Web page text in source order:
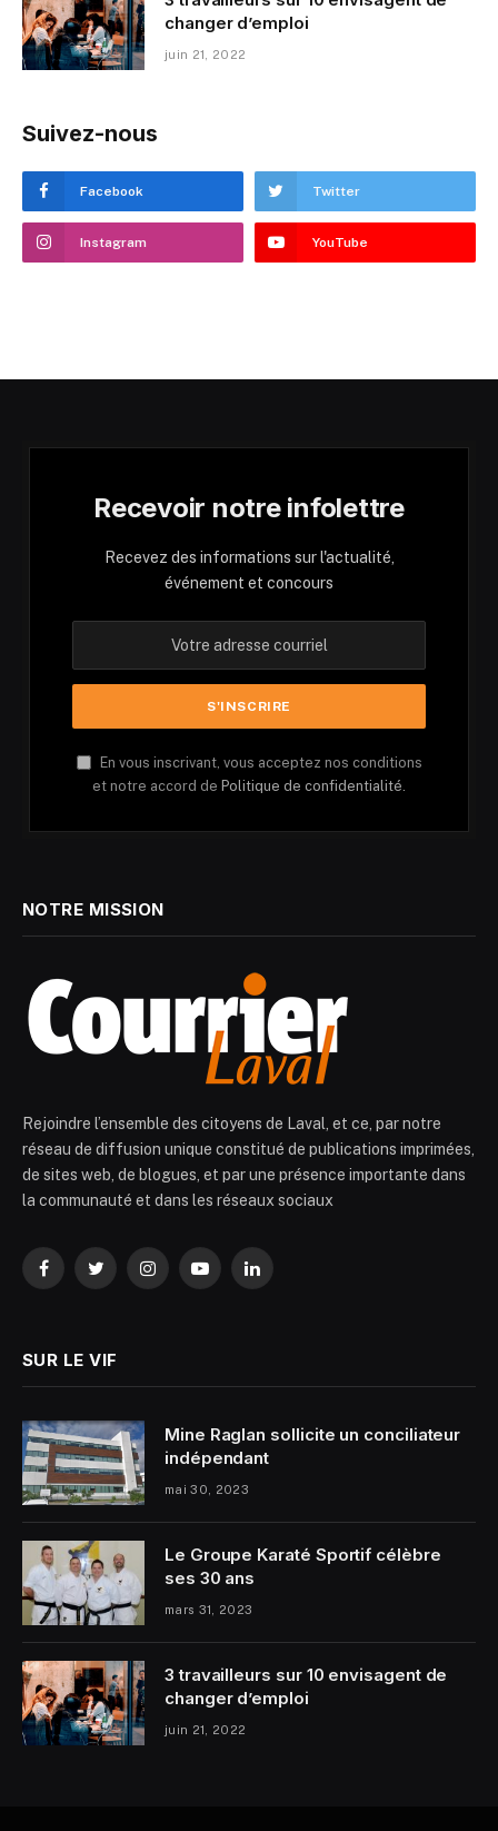
changer d’emploi
juin 21, 2022
Suivez-nous
Facebook Twitter
Instagram YouTube
Recevoir notre infolettre
Recevez des informations sur l'actualité,
événement et concours
En vous inscrivant, vous acceptez nos conditions
et notre accord de Politique de confidentialité.
NOTRE MISSION
Rejoindre l’ensemble des citoyens de Laval, et ce, par notre
réseau de diffusion unique constitué de publications imprimées,
de sites web, de blogues, et par une présence importante dans
la communauté et dans les réseaux sociaux
FacebookTwitterInstagramYouTubeLinkedIn
SUR LE VIF
Mine Raglan sollicite un conciliateur
indépendant
mai 30, 2023
Le Groupe Karaté Sportif célèbre
ses 30 ans
mars 31, 2023
3 travailleurs sur 10 envisagent de
changer d’emploi
juin 21, 2022